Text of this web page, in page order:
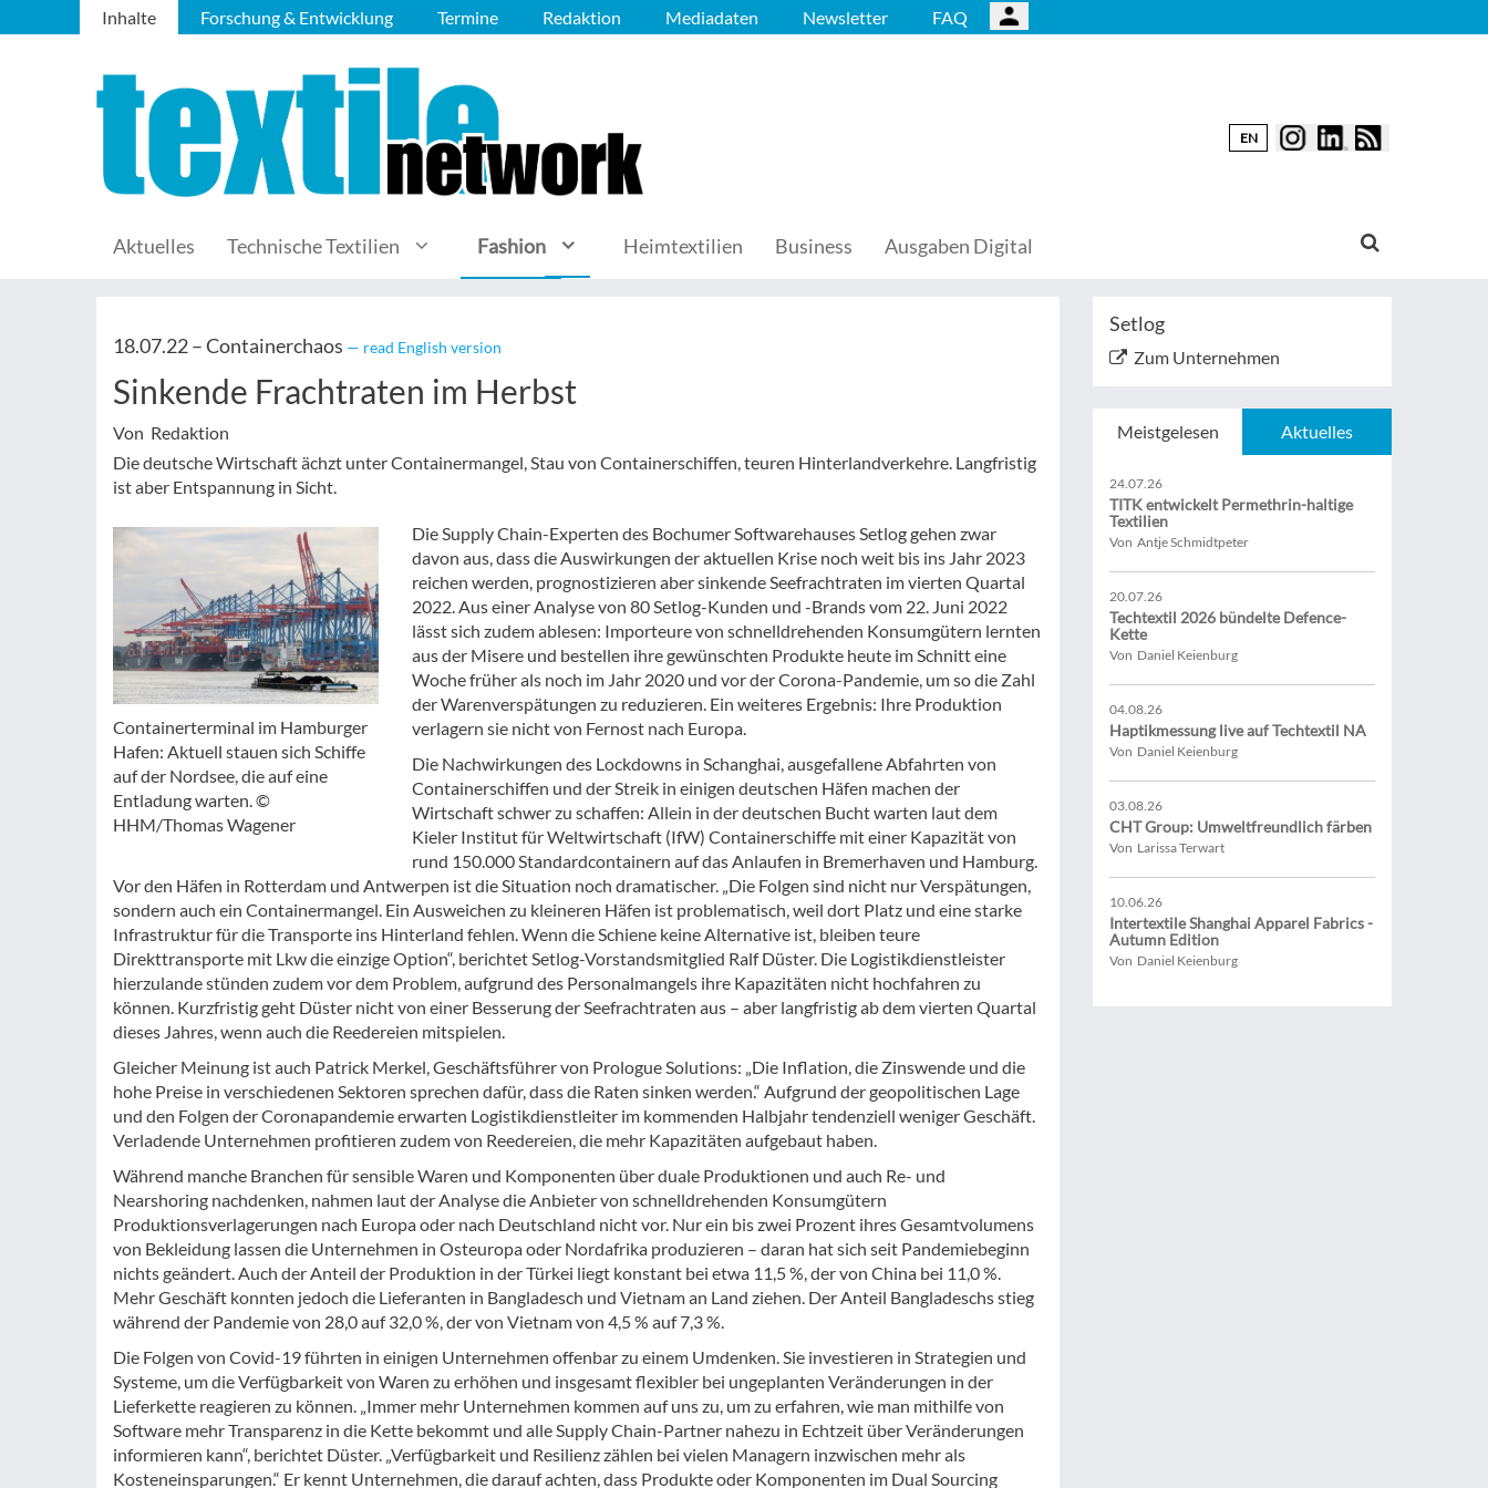
Inhalte Forschung & Entwicklung Termine Redaktion Mediadaten Newsletter FAQ
EN
Aktuelles Technische Textilien Fashion Heimtextilien Business Ausgaben Digital
18.07.22 –Containerchaos — read English version
Sinkende Frachtraten im Herbst
Von Redaktion
Die deutsche Wirtschaft ächzt unter Containermangel, Stau von Containerschiffen, teuren Hinterlandverkehre. Langfristig
ist aber Entspannung in Sicht.
Containerterminal im Hamburger
Hafen: Aktuell stauen sich Schiffe
auf der Nordsee, die auf eine
Entladung warten. ©
HHM/Thomas Wagener
Die Supply Chain-Experten des Bochumer Softwarehauses Setlog gehen zwar
davon aus, dass die Auswirkungen der aktuellen Krise noch weit bis ins Jahr 2023
reichen werden, prognostizieren aber sinkende Seefrachtraten im vierten Quartal
2022. Aus einer Analyse von 80 Setlog-Kunden und -Brands vom 22. Juni 2022
lässt sich zudem ablesen: Importeure von schnelldrehenden Konsumgütern lernten
aus der Misere und bestellen ihre gewünschten Produkte heute im Schnitt eine
Woche früher als noch im Jahr 2020 und vor der Corona-Pandemie, um so die Zahl
der Warenverspätungen zu reduzieren. Ein weiteres Ergebnis: Ihre Produktion
verlagern sie nicht von Fernost nach Europa.
Die Nachwirkungen des Lockdowns in Schanghai, ausgefallene Abfahrten von
Containerschiffen und der Streik in einigen deutschen Häfen machen der
Wirtschaft schwer zu schaffen: Allein in der deutschen Bucht warten laut dem
Kieler Institut für Weltwirtschaft (IfW) Containerschiffe mit einer Kapazität von
rund 150.000 Standardcontainern auf das Anlaufen in Bremerhaven und Hamburg.
Vor den Häfen in Rotterdam und Antwerpen ist die Situation noch dramatischer. „Die Folgen sind nicht nur Verspätungen,
sondern auch ein Containermangel. Ein Ausweichen zu kleineren Häfen ist problematisch, weil dort Platz und eine starke
Infrastruktur für die Transporte ins Hinterland fehlen. Wenn die Schiene keine Alternative ist, bleiben teure
Direkttransporte mit Lkw die einzige Option“, berichtet Setlog-Vorstandsmitglied Ralf Düster. Die Logistikdienstleister
hierzulande stünden zudem vor dem Problem, aufgrund des Personalmangels ihre Kapazitäten nicht hochfahren zu
können. Kurzfristig geht Düster nicht von einer Besserung der Seefrachtraten aus – aber langfristig ab dem vierten Quartal
dieses Jahres, wenn auch die Reedereien mitspielen.
Gleicher Meinung ist auch Patrick Merkel, Geschäftsführer von Prologue Solutions: „Die Inflation, die Zinswende und die
hohe Preise in verschiedenen Sektoren sprechen dafür, dass die Raten sinken werden.“ Aufgrund der geopolitischen Lage
und den Folgen der Coronapandemie erwarten Logistikdienstleiter im kommenden Halbjahr tendenziell weniger Geschäft.
Verladende Unternehmen profitieren zudem von Reedereien, die mehr Kapazitäten aufgebaut haben.
Während manche Branchen für sensible Waren und Komponenten über duale Produktionen und auch Re- und
Nearshoring nachdenken, nahmen laut der Analyse die Anbieter von schnelldrehenden Konsumgütern
Produktionsverlagerungen nach Europa oder nach Deutschland nicht vor. Nur ein bis zwei Prozent ihres Gesamtvolumens
von Bekleidung lassen die Unternehmen in Osteuropa oder Nordafrika produzieren – daran hat sich seit Pandemiebeginn
nichts geändert. Auch der Anteil der Produktion in der Türkei liegt konstant bei etwa 11,5 %, der von China bei 11,0 %.
Mehr Geschäft konnten jedoch die Lieferanten in Bangladesch und Vietnam an Land ziehen. Der Anteil Bangladeschs stieg
während der Pandemie von 28,0 auf 32,0 %, der von Vietnam von 4,5 % auf 7,3 %.
Die Folgen von Covid-19 führten in einigen Unternehmen offenbar zu einem Umdenken. Sie investieren in Strategien und
Systeme, um die Verfügbarkeit von Waren zu erhöhen und insgesamt flexibler bei ungeplanten Veränderungen in der
Lieferkette reagieren zu können. „Immer mehr Unternehmen kommen auf uns zu, um zu erfahren, wie man mithilfe von
Software mehr Transparenz in die Kette bekommt und alle Supply Chain-Partner nahezu in Echtzeit über Veränderungen
informieren kann“, berichtet Düster. „Verfügbarkeit und Resilienz zählen bei vielen Managern inzwischen mehr als
Kosteneinsparungen.“ Er kennt Unternehmen, die darauf achten, dass Produkte oder Komponenten im Dual Sourcing
Setlog
Zum Unternehmen
Meistgelesen Aktuelles
24.07.26
TITK entwickelt Permethrin-haltige
Textilien
Von Antje Schmidtpeter
20.07.26
Techtextil 2026 bündelte Defence-
Kette
Von Daniel Keienburg
04.08.26
Haptikmessung live auf Techtextil NA
Von Daniel Keienburg
03.08.26
CHT Group: Umweltfreundlich färben
Von Larissa Terwart
10.06.26
Intertextile Shanghai Apparel Fabrics -
Autumn Edition
Von Daniel Keienburg